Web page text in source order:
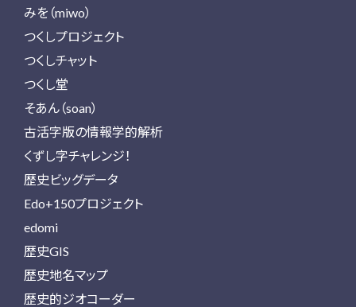
みを（miwo）
つくしプロジェクト
つくしチャット
つくし堂
そあん（soan）
古活字版の情報学的解析
くずし字チャレンジ！
歴史ビッグデータ
Edo+150プロジェクト
edomi
歴史GIS
歴史地名マップ
歴史的ジオコーダー